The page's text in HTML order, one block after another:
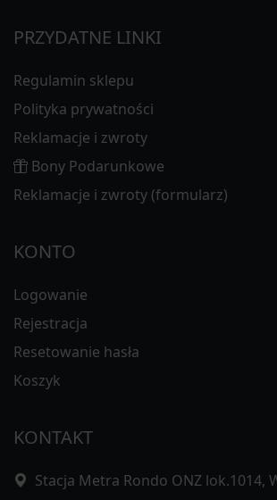
PRZYDATNE LINKI
Regulamin sklepu
Polityka prywatności
Reklamacje i zwroty
Bony Podarunkowe
Reklamacje i zwroty (formularz)
KONTO
Logowanie
Rejestracja
Resetowanie hasła
Koszyk
KONTAKT
Stacja Metra Rondo ONZ lok.1014,